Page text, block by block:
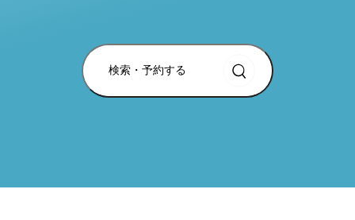
検索・予約する